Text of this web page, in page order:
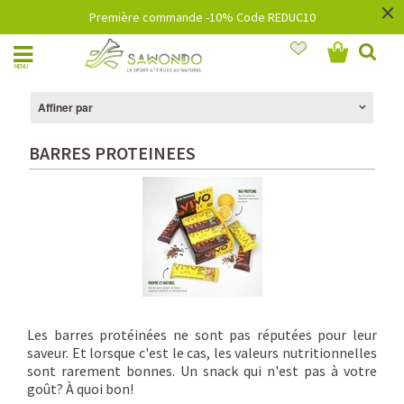
Première commande -10% Code REDUC10 ×
MENU
Affiner par
BARRES PROTEINEES
Les barres protéinées ne sont pas réputées pour leur
saveur. Et lorsque c'est le cas, les valeurs nutritionnelles
sont rarement bonnes. Un snack qui n'est pas à votre
goût? À quoi bon!